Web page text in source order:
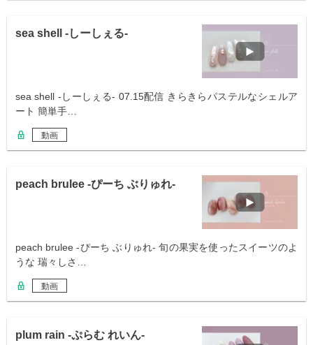
sea shell -しーしぇる-
sea shell -しーしぇる- 07.15配信 きらきらパステルなシェルア
ート 簡単手…
動画
peach brulee -ぴーち ぶりゅれ-
peach brulee -ぴーち ぶりゅれ- 旬の果実を使ったスイーツのよ
うな 瑞々しさ…
動画
plum rain -ぷらむ れいん-